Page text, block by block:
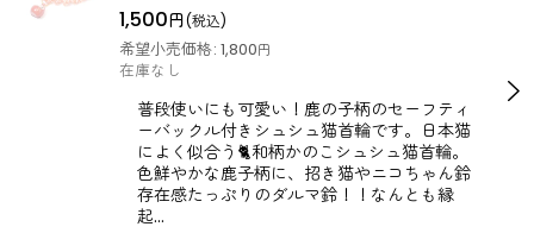
1,500円(税込)
希望小売価格: 1,800円
在庫なし
普段使いにも可愛い！鹿の子柄のセーフティ
ーバックル付きシュシュ猫首輪です。日本猫
によく似合う🐈和柄かのこシュシュ猫首輪。
色鮮やかな鹿子柄に、招き猫やニコちゃん鈴
存在感たっぷりのダルマ鈴！！なんとも縁
起…